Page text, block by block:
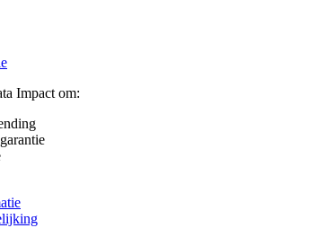
Impact om: